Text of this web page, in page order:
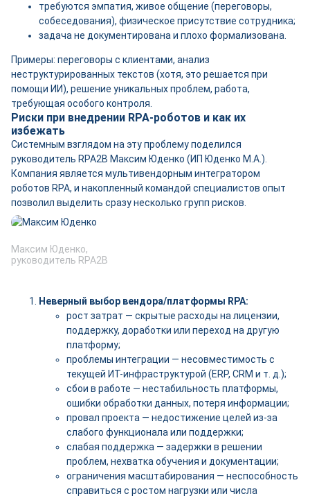
требуются эмпатия, живое общение (переговоры,
собеседования), физическое присутствие сотрудника;
задача не документирована и плохо формализована.
Примеры: переговоры с клиентами, анализ
неструктурированных текстов (хотя, это решается при
помощи ИИ), решение уникальных проблем, работа,
требующая особого контроля.
Риски при внедрении RPA-роботов и как их
избежать
Системным взглядом на эту проблему поделился
руководитель RPA2B Максим Юденко (ИП Юденко М.А.).
Компания является мультивендорным интегратором
роботов RPA, и накопленный командой специалистов опыт
позволил выделить сразу несколько групп рисков.
Максим Юденко,
руководитель RPA2B
Неверный выбор вендора/платформы RPA:
рост затрат — скрытые расходы на лицензии,
поддержку, доработки или переход на другую
платформу;
проблемы интеграции — несовместимость с
текущей ИТ-инфраструктурой (ERP, CRM и т. д.);
сбои в работе — нестабильность платформы,
ошибки обработки данных, потеря информации;
провал проекта — недостижение целей из-за
слабого функционала или поддержки;
слабая поддержка — задержки в решении
проблем, нехватка обучения и документации;
ограничения масштабирования — неспособность
справиться с ростом нагрузки или числа